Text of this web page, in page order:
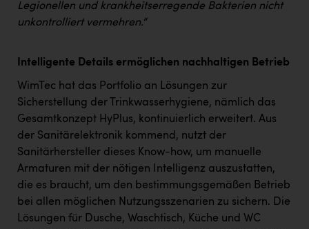
TRAILOMAT & Cycling Austria
Vier Diamanten
Wir besiegen Krebs
Wirtschaftskammer OÖ
ZGONC
ZULuft - Zukunft Luft Austria
z.l.ö.
Legionellen und krankheitserregende Bakterien nicht
unkontrolliert vermehren.“
Intelligente Details ermöglichen nachhaltigen Betrieb
WimTec hat das Portfolio an Lösungen zur
Sicherstellung der Trinkwasserhygiene, nämlich das
Gesamtkonzept HyPlus, kontinuierlich erweitert. Aus
der Sanitärelektronik kommend, nutzt der
Sanitärhersteller dieses Know-how, um manuelle
Armaturen mit der nötigen Intelligenz auszustatten,
die es braucht, um den bestimmungsgemäßen Betrieb
bei allen möglichen Nutzungsszenarien zu sichern. Die
Lösungen für Dusche, Waschtisch, Küche und WC